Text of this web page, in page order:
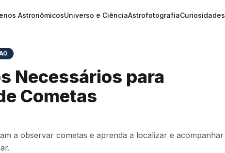
AstronômicosUniverso e CiênciaAstrofotografiaCuriosidades
Necessários para
Cometas
a observar cometas e aprenda a localizar e acompanhar